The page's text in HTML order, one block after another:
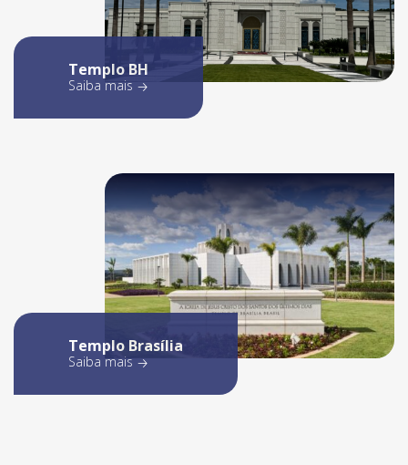
Templo BH
Saiba mais
Templo Brasília
Saiba mais